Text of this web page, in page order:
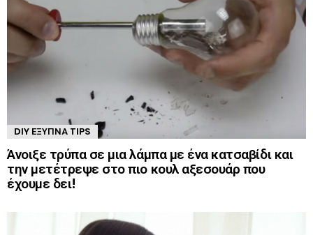
DIY ΈΞΥΠΝΑ TIPS
Άνοιξε τρύπα σε μια λάμπα με ένα κατσαβίδι και
την μετέτρεψε στο πιο κουλ αξεσουάρ που
έχουμε δει!